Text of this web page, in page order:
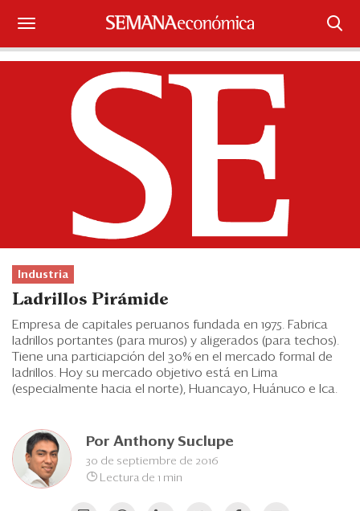
Suscríbase
Iniciar sesión
Portada
¿Qué está pasando?
Sectores y Empresas
Management
Economía y Finanzas
Legal y Política
Eventos
Blogs
Ranking CEO
Edición Impresa
Industria
Ladrillos Pirámide
Empresa de capitales peruanos fundada en 1975. Fabrica
ladrillos portantes (para muros) y aligerados (para techos).
Tiene una particiapción del 30% en el mercado formal de
ladrillos. Hoy su mercado objetivo está en Lima
(especialmente hacia el norte), Huancayo, Huánuco e Ica.
Por Anthony Suclupe
30 de septiembre de 2016
Lectura de 1 min